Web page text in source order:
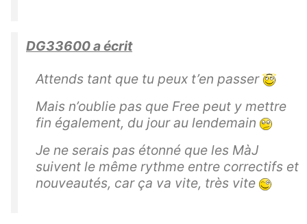
DG33600 a écrit
Attends tant que tu peux t’en passer
Mais n’oublie pas que Free peut y mettre
fin également, du jour au lendemain
Je ne serais pas étonné que les MàJ
suivent le même rythme entre correctifs et
nouveautés, car ça va vite, très vite